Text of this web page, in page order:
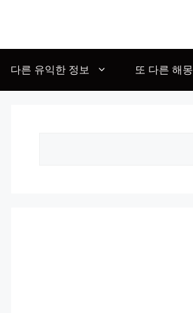
다른 유익한 정보 또 다른 해몽